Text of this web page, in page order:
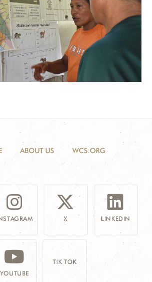
ABOUT US WCS.ORG
X LINKEDIN
YOUTUBE
TIK TOK